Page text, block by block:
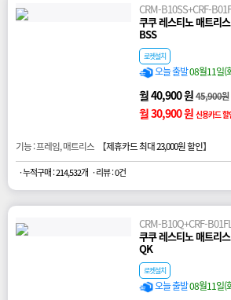
CRM-B10SS+CRF-
쿠쿠 레스티노 매트리
BSS
로켓설치
오늘 출발08월11일(
월 40,900 원45,900원
월 30,900 원 신용카드 할
기능 : 프레임, 매트리스 【제휴카드 최대 23,000원 할인】
· 누적구매 : 214,532개 · 리뷰 : 0건
CRM-B10Q+CRF-
쿠쿠 레스티노 매트리
QK
로켓설치
오늘 출발08월11일(